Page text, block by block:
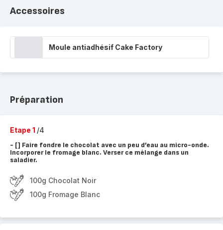
Accessoires
Moule antiadhésif Cake Factory
Préparation
Etape 1 /4
- [ ] Faire fondre le chocolat avec un peu d’eau au micro-onde.
Incorporer le fromage blanc. Verser ce mélange dans un
saladier.
100g Chocolat Noir
100g Fromage Blanc